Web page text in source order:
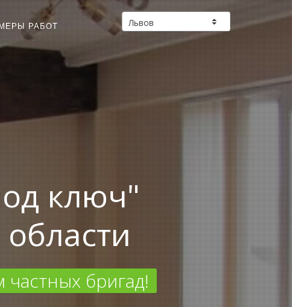
РАБОТ
ключ"
бригад!